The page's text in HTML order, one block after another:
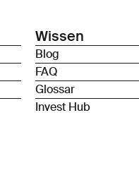
Wissen
Blog
FAQ
Glossar
Invest Hub